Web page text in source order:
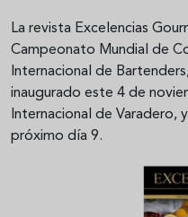
La revista Excelencias
Campeonato Mundial de
Internacional de
inaugurado este 4 de
Internacional de Varadero,
próximo día 9.